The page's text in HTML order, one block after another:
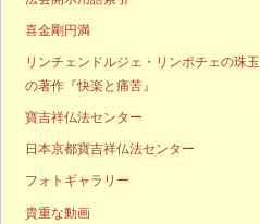
喜金剛円満
リンチェンドルジェ・リンポチェの珠玉
の著作『快楽と痛苦』
寶吉祥仏法センター
日本京都寶吉祥仏法センター
フォトギャラリー
貴重な動画